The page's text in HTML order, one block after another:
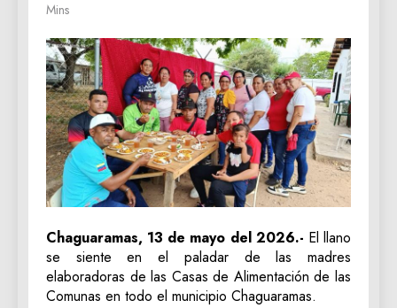
Mins
Chaguaramas, 13 de mayo del 2026.- El llano
se siente en el paladar de las madres
elaboradoras de las Casas de Alimentación de las
Comunas en todo el municipio Chaguaramas.